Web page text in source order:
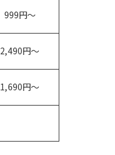
999円〜
2,490円〜
1,690円〜